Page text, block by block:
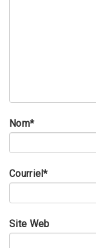
Nom*
Courriel*
Site Web